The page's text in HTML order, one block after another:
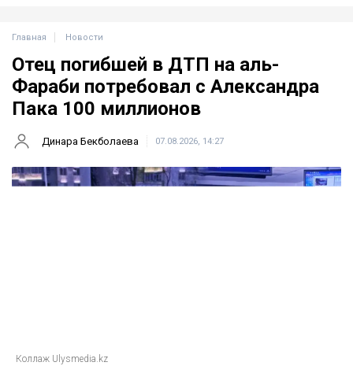
Главная Новости
Отец погибшей в ДТП на аль-
Фараби потребовал с Александра
Пака 100 миллионов
Динара Бекболаева 07.08.2026, 14:27
Коллаж Ulysmedia.kz